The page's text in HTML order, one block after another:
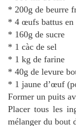
* 200g de beurre
* 4 œufs battus en
* 160g de sucre
* 1 càc de sel
* 1 kg de farine
* 40g de levure
* 1 jaune d’œuf
Former un puits
Placer tous les
mélanger du bout